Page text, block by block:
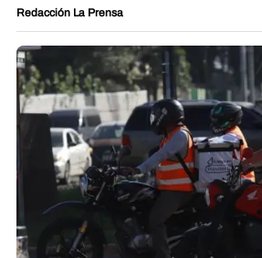
Redacción La Prensa